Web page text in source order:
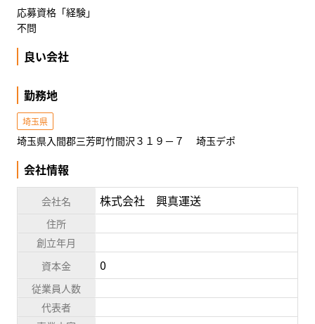
応募資格「経験」
不問
良い会社
勤務地
埼玉県
埼玉県入間郡三芳町竹間沢３１９－７ 埼玉デポ
会社情報
会社名 株式会社 興真運送
住所
創立年月
資本金
0
従業員人数
代表者